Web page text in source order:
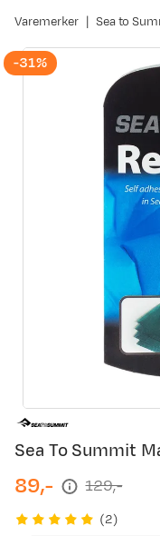
Varemerker Sea to
-31%
Sea To Summit
discounted
price
89,-
original
price
129,-
(2)